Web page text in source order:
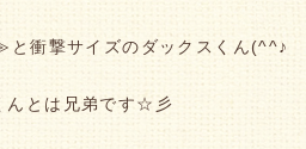
衝撃サイズのダックスくん(^^♪
んとは兄弟です☆彡